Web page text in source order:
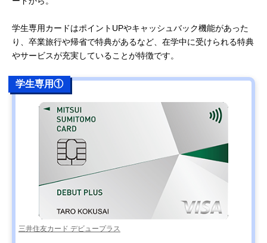
学生専用カードはポイントUPやキャッシュバック機能があった
り、卒業旅行や帰省で特典があるなど、在学中に受けられる特典
やサービスが充実していることが特徴です。
学生専用①
三井住友カード デビュープラス